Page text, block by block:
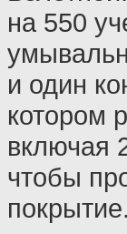
на 550
и один
котором
включая
чтобы
покрытие.